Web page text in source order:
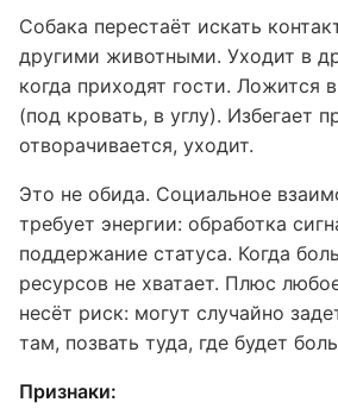
Собака перестаёт искать
другими животными. Уходит в
когда приходят гости. Ложится
(под кровать, в углу). Избегает
отворачивается, уходит.
Это не обида. Социальное
требует энергии: обработка
поддержание статуса. Когда
ресурсов не хватает. Плюс
несёт риск: могут случайно
там, позвать туда, где будет
Признаки: